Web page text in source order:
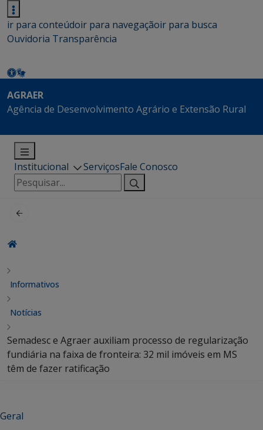
ir para conteúdoir para navegaçãoir para busca
Ouvidoria Transparência
AGRAER
Agência de Desenvolvimento Agrário e Extensão Rural
Institucional ServiçosFale Conosco
Pesquisar
por:
Informativos
Notícias
Semadesc e Agraer auxiliam processo de regularização
fundiária na faixa de fronteira: 32 mil imóveis em MS
têm de fazer ratificação
Geral